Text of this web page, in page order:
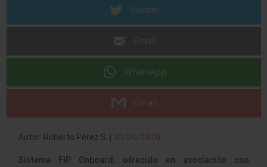
Twitter
WhatsApp
Gmail
Autor: Roberto Pérez S. | 30/04/2020
Sistema FIP Onboard, ofrecido en asociación con